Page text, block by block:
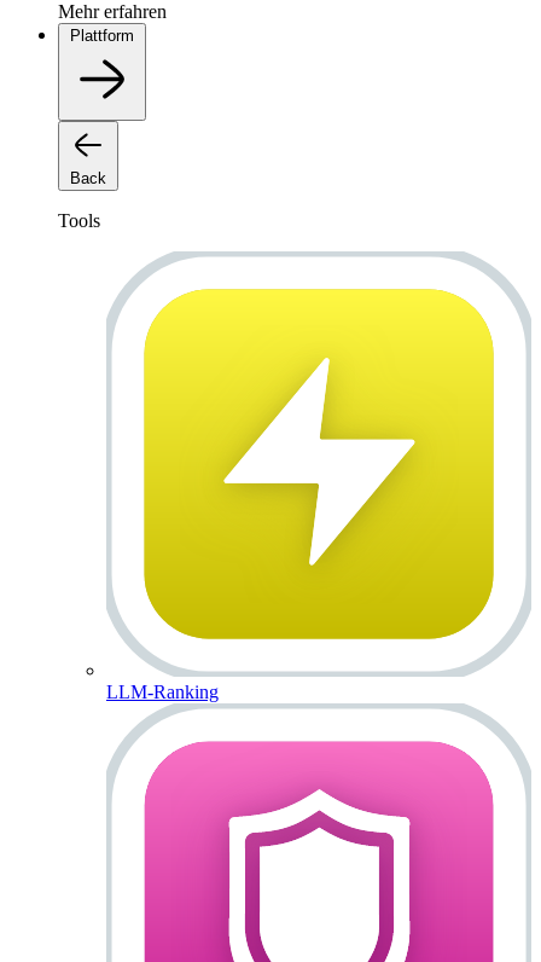
Mehr erfahren
Plattform
Back
Tools
LLM-Ranking